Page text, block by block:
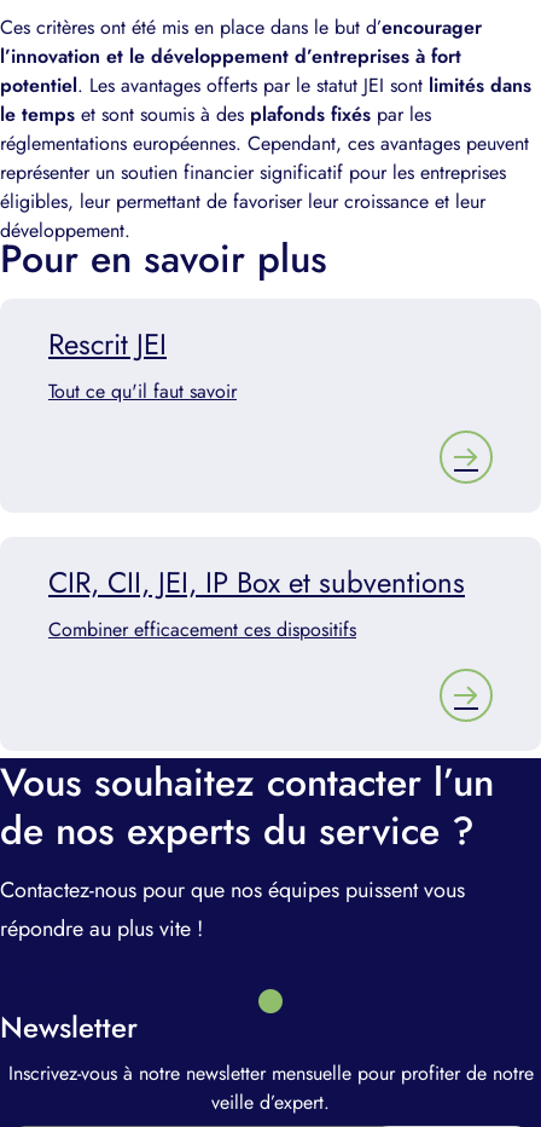
Ces critères ont été mis en place dans le but d’encourager
l’innovation et le développement d’entreprises à fort
potentiel. Les avantages offerts par le statut JEI sont limités dans
le temps et sont soumis à des plafonds fixés par les
réglementations européennes. Cependant, ces avantages peuvent
représenter un soutien financier significatif pour les entreprises
éligibles, leur permettant de favoriser leur croissance et leur
développement.
Pour en savoir plus
Rescrit JEI
Tout ce qu'il faut savoir
CIR, CII, JEI, IP Box et subventions
Combiner efficacement ces dispositifs
Vous souhaitez contacter l’un
de nos experts du service ?
Contactez-nous pour que nos équipes puissent vous
répondre au plus vite !
Newsletter
Inscrivez-vous à notre newsletter mensuelle pour profiter de notre
veille d’expert.